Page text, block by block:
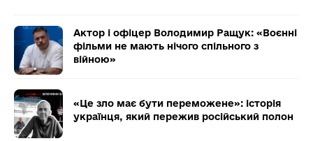
Актор і офіцер Володимир Ращук: «Воєнні
фільми не мають нічого спільного з
війною»
«Це зло має бути переможене»: історія
українця, який пережив російський полон